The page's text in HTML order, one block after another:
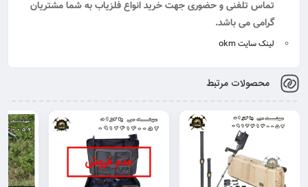
تماس تلفنی و حضوری جهت خرید انواع فلزیاب به شما مشتریان
گرامی می باشد.
لینک سایت okm
محصولات مرتبط